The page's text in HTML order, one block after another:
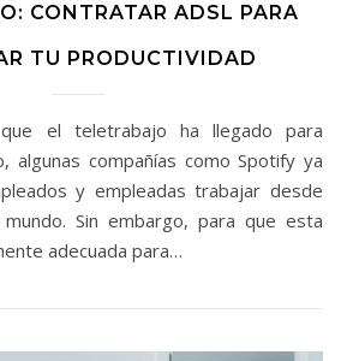
CONTRATAR ADSL PARA
TU PRODUCTIVIDAD
algunas compañías como Spotify ya
y empleadas trabajar desde
Sin embargo, para que esta
adecuada para…